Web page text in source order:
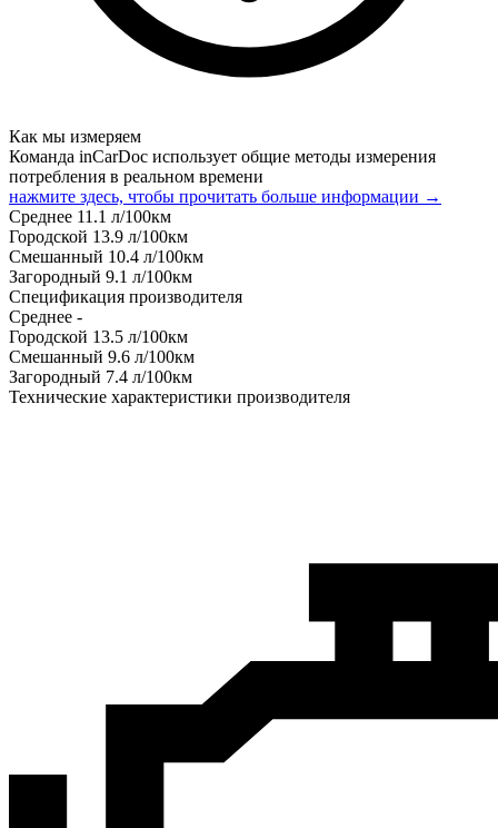
Как мы измеряем
Команда inCarDoc использует общие методы измерения
потребления в реальном времени
нажмите здесь, чтобы прочитать больше информации →
Среднее 11.1 л/100км
Городской 13.9 л/100км
Смешанный 10.4 л/100км
Загородный 9.1 л/100км
Спецификация производителя
Среднее -
Городской 13.5 л/100км
Смешанный 9.6 л/100км
Загородный 7.4 л/100км
Технические характеристики производителя